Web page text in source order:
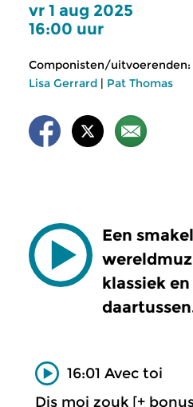
vr 1 aug 2025
16:00 uur
Componisten/uitvoerenden:
Lisa Gerrard | Pat Thomas
Een
klassiek
16:01 Avec toi
Dis moi zouk [+